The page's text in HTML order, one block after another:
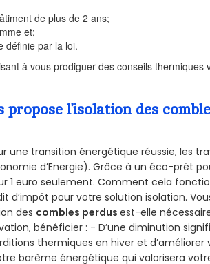
de plus de 2 ans;
et;
définie par la loi.
à vous prodiguer des conseils thermiques
propose l’isolation des
une transition énergétique réussie, les
d’Energie). Grâce à un éco-prêt
1 euro seulement. Comment cela
d’impôt pour votre solution isolation.
des combles perdusest-elle
bénéficier : - D’une diminution
thermiques en hiver et d’améliorer
barème énergétique qui valorisera